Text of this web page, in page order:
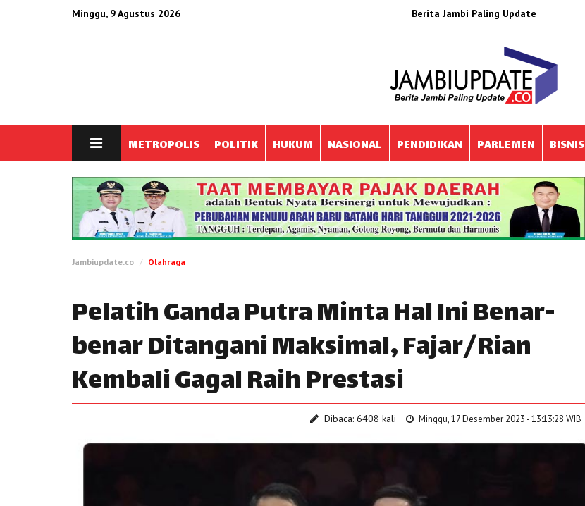
Minggu, 9 Agustus 2026 Berita Jambi Paling Update
METROPOLIS POLITIK HUKUM NASIONAL PENDIDIKAN PARLEMEN BISNIS
Jambiupdate.co Olahraga
Pelatih Ganda Putra Minta Hal Ini Benar-
benar Ditangani Maksimal, Fajar/Rian
Kembali Gagal Raih Prestasi
Dibaca: 6408 kali Minggu, 17 Desember 2023 - 13:13:28 WIB